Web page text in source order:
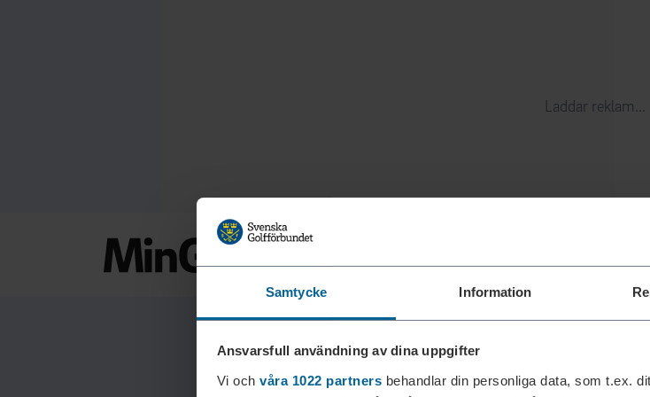
Samtycke Information
Ansvarsfull användning av dina uppgifter
Vi och våra 1022 partners behandlar din personliga data, som t.ex.
Laddar reklam...